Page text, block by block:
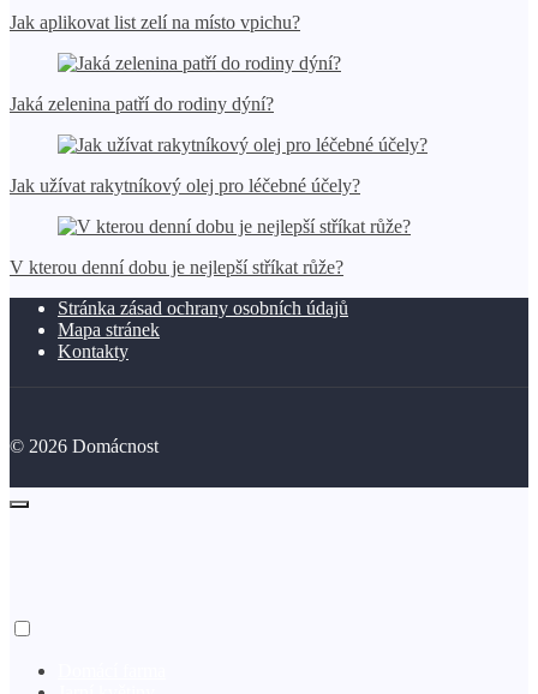
Jak aplikovat list zelí na místo vpichu?
Jaká zelenina patří do rodiny dýní?
Jak užívat rakytníkový olej pro léčebné účely?
V kterou denní dobu je nejlepší stříkat růže?
Stránka zásad ochrany osobních údajů
Mapa stránek
Kontakty
© 2026 Domácnost